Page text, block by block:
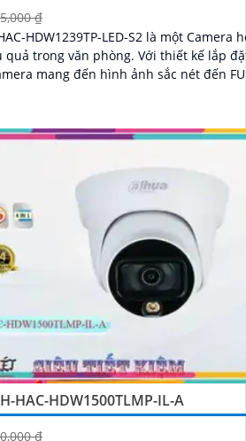
₫
HDW1239TP-LED-S2 là một Camera
phòng. Với thiết kế lắp đặt dome
mang đến hình ảnh sắc nét đến
HAC-HDW1500TLMP-IL-A
₫